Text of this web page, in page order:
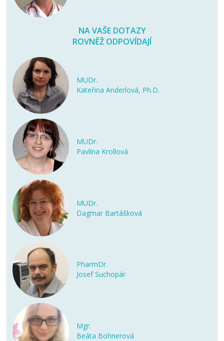
NA VAŠE DOTAZY
ROVNĚŽ ODPOVÍDAJÍ
MUDr.
Kateřina Anderlová, Ph.D.
MUDr.
Pavlína Krollová
MUDr.
Dagmar Bartášková
PharmDr.
Josef Suchopár
Mgr.
Beáta Bohnerová